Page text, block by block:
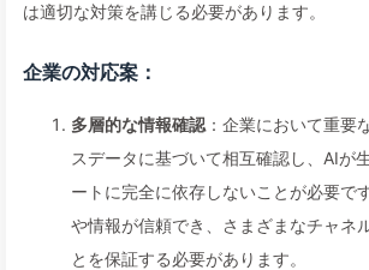
は適切な対策を講じる必要があります。
企業の対応案：
多層的な情報確認 ：企業において重要
スデータに基づいて相互確認し、AIが
ートに完全に依存しないことが必要で
や情報が信頼でき、さまざまなチャネ
とを保証する必要があります。